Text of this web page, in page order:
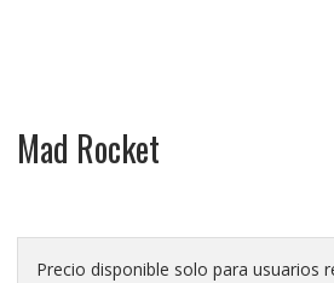
Mad Rocket
Precio disponible solo para usuarios